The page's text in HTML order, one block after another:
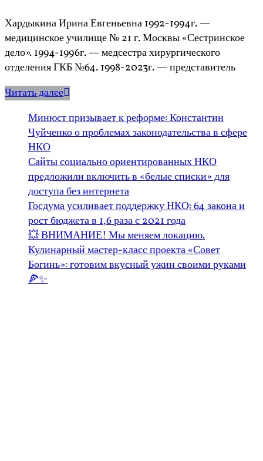
Хардыкина Ирина Евгеньевна 1992-1994г. —
медицинское училище № 21 г. Москвы «Сестринское
дело». 1994-1996г. — медсестра хирургического
отделения ГКБ №64. 1998-2023г. — представитель
Читать далее
Минюст призывает к реформе: Константин
Чуйченко о проблемах законодательства в сфере
НКО
Сайты социально ориентированных НКО
предложили включить в «белые списки» для
доступа без интернета
Госдума усиливает поддержку НКО: 64 закона и
рост бюджета в 1,6 раза с 2021 года
💥 ВНИМАНИЕ! Мы меняем локацию.
Кулинарный мастер-класс проекта «Совет
Богинь»: готовим вкусный ужин своими руками
🍕✨